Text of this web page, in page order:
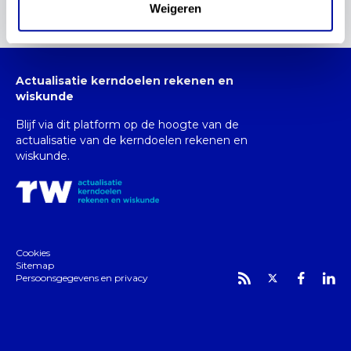
Weigeren
Actualisatie kerndoelen rekenen en
wiskunde
Blijf via dit platform op de hoogte van de
actualisatie van de kerndoelen rekenen en
wiskunde.
Cookies
Sitemap
Persoonsgegevens en privacy